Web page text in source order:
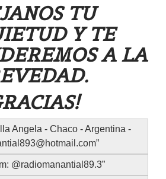
TU
Y TE
A LA
Angela - Chaco - Argentina -
@radiomanantial89.3